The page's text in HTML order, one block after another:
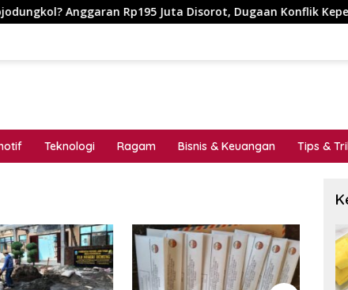
Rp195 Juta Disorot, Dugaan Konflik Kepentingan
Teknologi Ragam Bisnis & Keuangan Tips &